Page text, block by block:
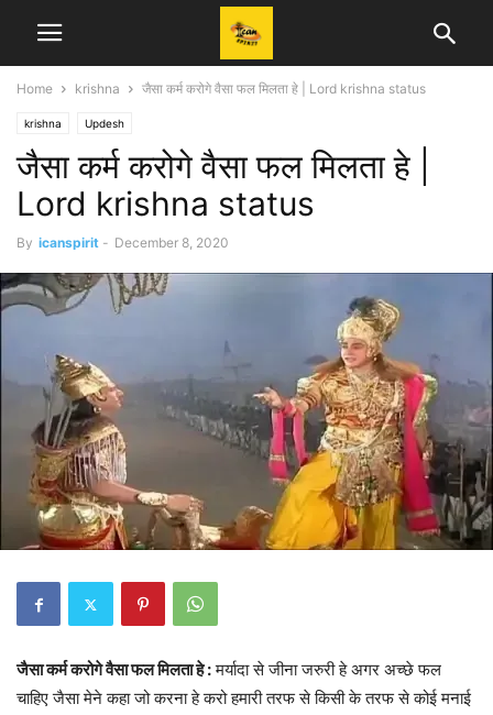
Home krishna जैसा कर्म करोगे वैसा फल मिलता हे | Lord krishna status
krishna Updesh
जैसा कर्म करोगे वैसा फल मिलता हे |
Lord krishna status
By icanspirit - December 8, 2020
जैसा कर्म करोगे वैसा फल मिलता हे :मर्यादा से जीना जरुरी हे अगर अच्छे फल
चाहिए जैसा मेने कहा जो करना हे करो हमारी तरफ से किसी के तरफ से कोई मनाई